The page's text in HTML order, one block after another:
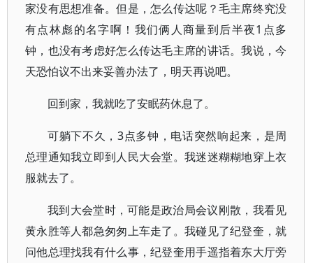
家没有思想准备。但是，怎么传达呢？毛主席终究没
有点林彪的名字啊！我们俩人商量到后半夜1点多
钟，也没有考虑好怎么传达毛主席的讲话。我说，今
天恐怕议不出来妥善办法了，明天再说吧。
回到家，我就吃了安眠药休息了。
可躺下不久，3点多钟，电话突然响起来，是周
总理通知我立即到人民大会堂。我迷迷糊糊地穿上衣
服就去了。
我到大会堂时，可能是政治局会议刚散，我看见
黄永胜等人都急匆匆上车走了。我碰见了纪登奎，就
问他总理找我有什么事，纪登奎用手遥指着东大厅旁